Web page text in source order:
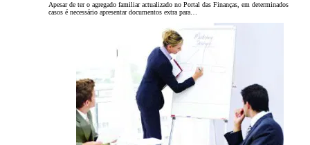
Apesar de ter o agregado familiar actualizado no Portal das Finanças, em determinados
casos é necessário apresentar documentos extra para…